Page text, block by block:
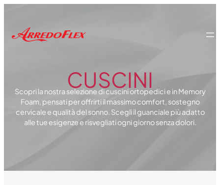
CUSCINI
Scopri la nostra selezione di cuscini ortopedici e in Memory
Foam, pensati per offrirti il massimo comfort, sostegno
cervicale e qualità del sonno. Scegli il guanciale più adatto
alle tue esigenze e risvegliati ogni giorno senza dolori.